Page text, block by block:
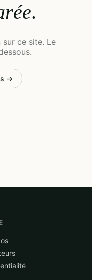
.
sur ce site. Le
→